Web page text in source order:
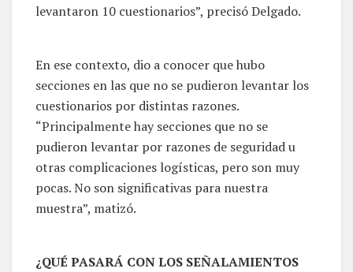
levantaron 10 cuestionarios”, precisó Delgado.
En ese contexto, dio a conocer que hubo
secciones en las que no se pudieron levantar los
cuestionarios por distintas razones.
“Principalmente hay secciones que no se
pudieron levantar por razones de seguridad u
otras complicaciones logísticas, pero son muy
pocas. No son significativas para nuestra
muestra”, matizó.
¿QUÉ PASARÁ CON LOS SEÑALAMIENTOS